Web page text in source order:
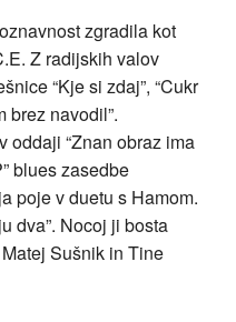
zgradila kot
Z radijskih valov
“Kje si zdaj”, “Cukr
brez navodil”.
oddaji “Znan obraz ima
blues zasedbe
poje v duetu s Hamom.
dva”. Nocoj ji bosta
Sušnik in Tine